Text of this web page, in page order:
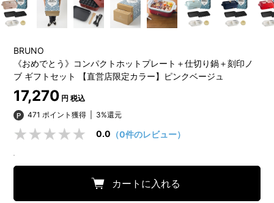
BRUNO
《おめでとう》コンパクトホットプレート＋仕切り鍋＋刻印ノ
ブ ギフトセット 【直営店限定カラー】ピンクベージュ
17,270 円 税込
471 ポイント獲得
3%還元
0.0 （0件のレビュー）
カートに入れる